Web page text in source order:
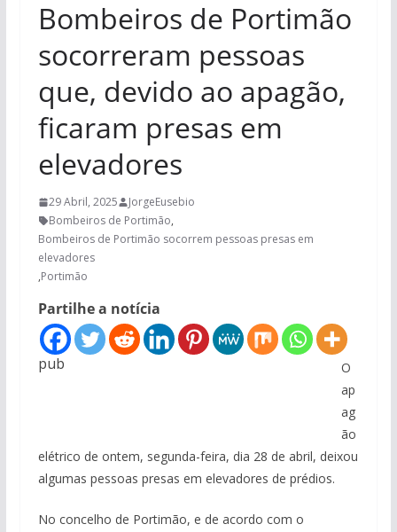
Bombeiros de Portimão
socorreram pessoas
que, devido ao apagão,
ficaram presas em
elevadores
29 Abril, 2025
JorgeEusebio
Bombeiros de Portimão,
Bombeiros de Portimão socorrem pessoas presas em
elevadores
,Portimão
Partilhe a notícia
pub
O
ap
ag
ão
elétrico de ontem, segunda-feira, dia 28 de abril, deixou
algumas pessoas presas em elevadores de prédios.
No concelho de Portimão, e de acordo com o